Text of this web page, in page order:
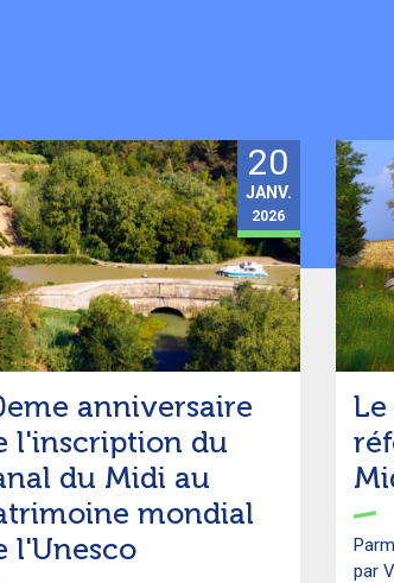
anniversaire
l'inscription du
du Midi au
mondial
l'Unesco
20
JANV.
2026
par